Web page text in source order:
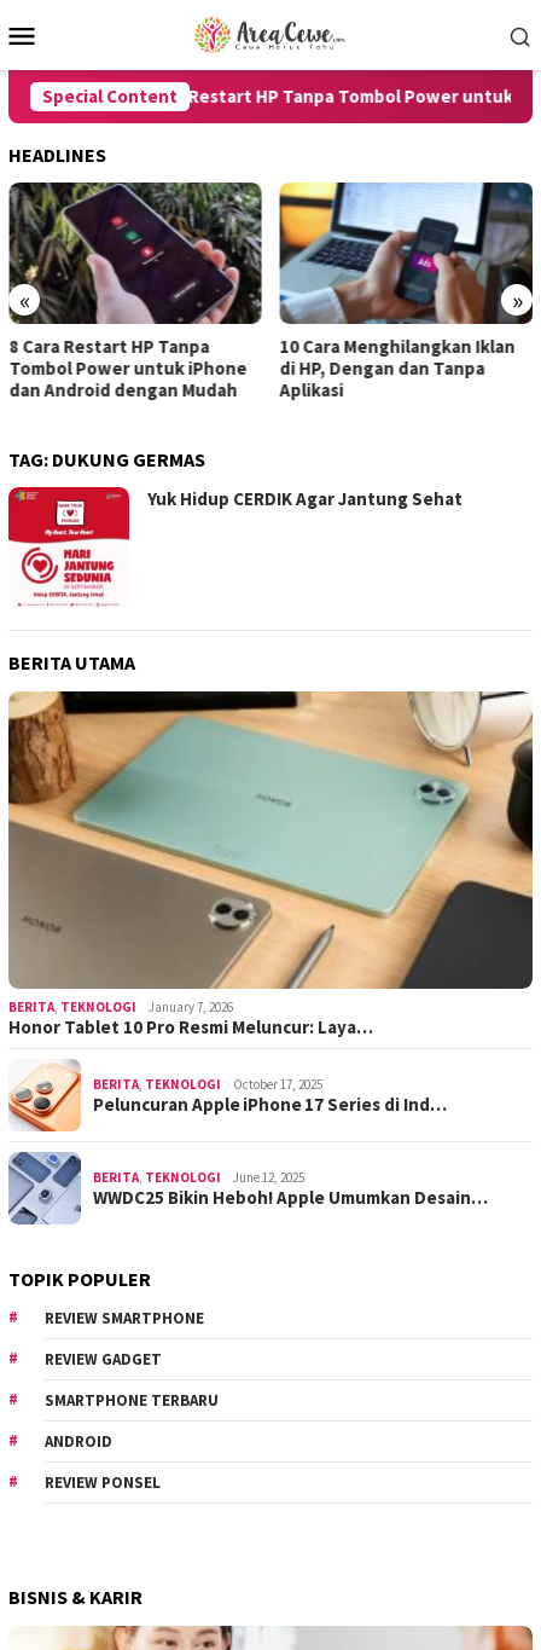
to
Menu
Special Content
8 Cara Restart HP Tanpa Tombol Power untuk
HEADLINES
« »
Restart HP Tanpa
Power untuk iPhone
Android dengan Mudah
10 Cara Menghilangkan Iklan
di HP, Dengan dan Tanpa
Aplikasi
TAG: DUKUNG GERMAS
Yuk Hidup CERDIK Agar Jantung Sehat
BERITA UTAMA
BERITA TEKNOLOGI January 7, 2026
Honor Tablet 10 Pro Resmi Meluncur: Laya…
BERITA TEKNOLOGI October 17, 2025
Peluncuran Apple iPhone 17 Series di Ind…
BERITA TEKNOLOGI June 12, 2025
WWDC25 Bikin Heboh! Apple Umumkan Desain…
TOPIK POPULER
REVIEW SMARTPHONE
REVIEW GADGET
SMARTPHONE TERBARU
ANDROID
REVIEW PONSEL
BISNIS & KARIR